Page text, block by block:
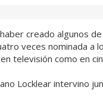
creado algunos
veces nominada a
televisión como en
Locklear intervino